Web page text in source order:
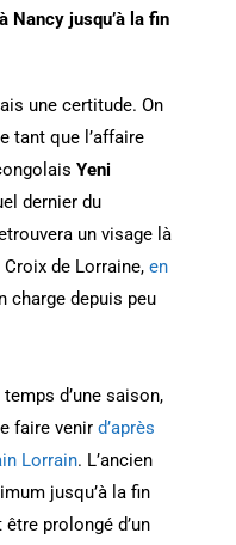
Nancy jusqu’à la fin
une certitude. On
tant que l’affaire
Yeni
dernier du
un visage là
de Lorraine, en
charge depuis peu
d’une saison,
faire venir d’après
Lorrain. L’ancien
jusqu’à la fin
prolongé d’un